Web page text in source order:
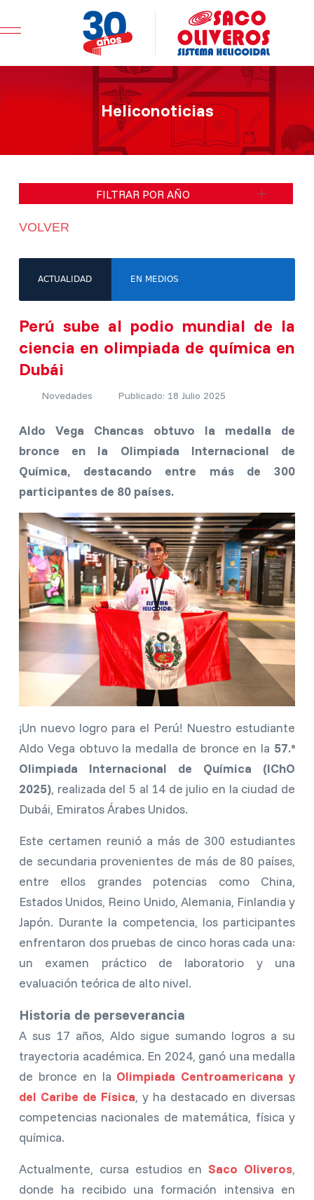
Mobile Menu Toggle
Heliconoticias
FILTRAR POR AÑO
VOLVER
ACTUALIDAD EN MEDIOS
Perú sube al podio mundial de la
ciencia en olimpiada de química en
Dubái
Novedades Publicado: 18 Julio 2025
Aldo Vega Chancas obtuvo la medalla de
bronce en la Olimpiada Internacional de
Química, destacando entre más de 300
participantes de 80 países.
¡Un nuevo logro para el Perú! Nuestro estudiante
Aldo Vega obtuvo la medalla de bronce en la 57.ª
Olimpiada Internacional de Química (IChO
2025), realizada del 5 al 14 de julio en la ciudad de
Dubái, Emiratos Árabes Unidos.
Este certamen reunió a más de 300 estudiantes
de secundaria provenientes de más de 80 países,
entre ellos grandes potencias como China,
Estados Unidos, Reino Unido, Alemania, Finlandia y
Japón. Durante la competencia, los participantes
enfrentaron dos pruebas de cinco horas cada una:
un examen práctico de laboratorio y una
evaluación teórica de alto nivel.
Historia de perseverancia
A sus 17 años, Aldo sigue sumando logros a su
trayectoria académica. En 2024, ganó una medalla
de bronce en la Olimpiada Centroamericana y
del Caribe de Física, y ha destacado en diversas
competencias nacionales de matemática, física y
química.
Actualmente, cursa estudios enSaco Oliveros,
donde ha recibido una formación intensiva en